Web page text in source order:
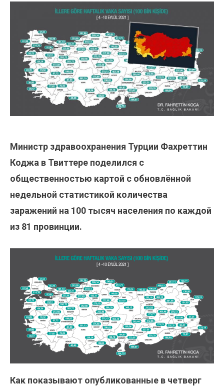
Министр здравоохранения Турции Фахреттин
Коджа в Твиттере поделился с
общественностью картой с обновлённой
недельной статистикой количества
заражений на 100 тысяч населения по каждой
из 81 провинции.
Как показывают опубликованные в четверг